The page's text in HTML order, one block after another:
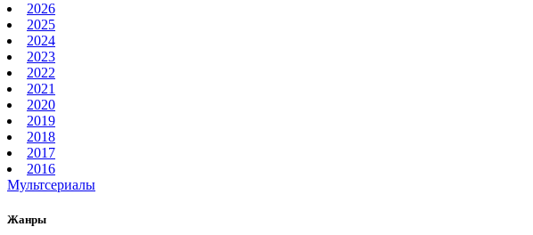
2026
2025
2024
2023
2022
2021
2020
2019
2018
2017
2016
Мультсериалы
Жанры